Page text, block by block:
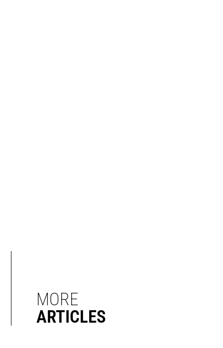
MORE
ARTICLES